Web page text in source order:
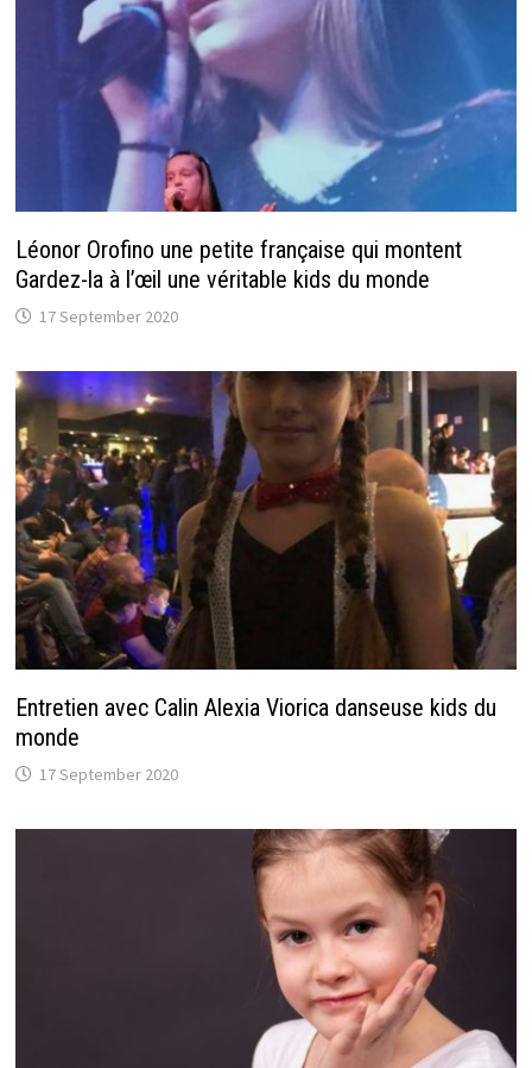
Léonor Orofino une petite française qui montent
Gardez-la à l’œil une véritable kids du monde
17 September 2020
Entretien avec Calin Alexia Viorica danseuse kids du
monde
17 September 2020